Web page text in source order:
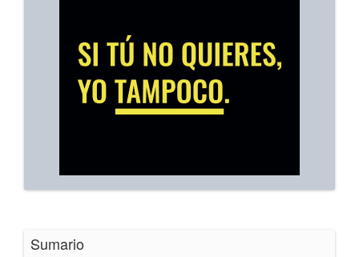
Sumario